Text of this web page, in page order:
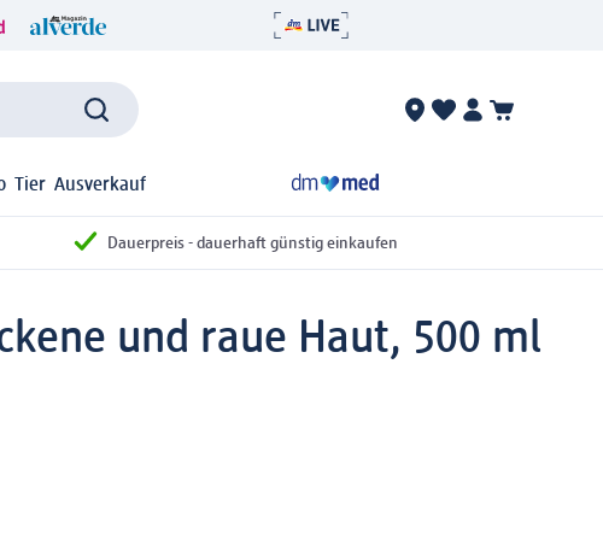
Tier Ausverkauf
Dauerpreis - dauerhaft günstig einkaufen
und raue Haut, 500 ml